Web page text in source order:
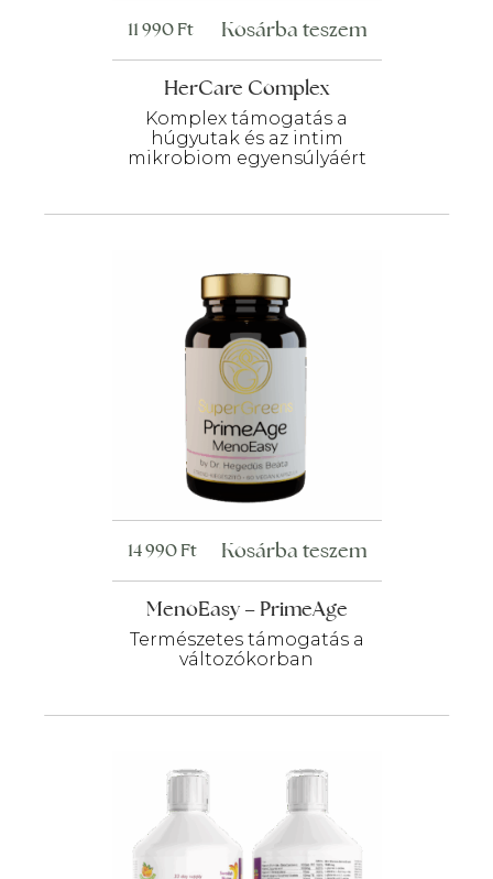
HerCare Complex
Komplex támogatás a
húgyutak és az intim
mikrobiom egyensúlyáért
11 990Ft Kosárba teszem
MenoEasy – PrimeAge
Természetes támogatás a
változókorban
14 990Ft Kosárba teszem